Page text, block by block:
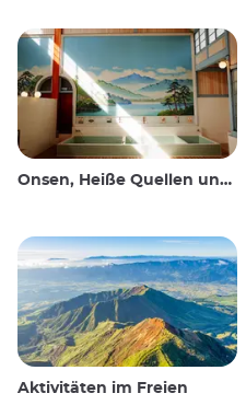
Onsen, Heiße Quellen und öffentliche Bäder
Aktivitäten im Freien